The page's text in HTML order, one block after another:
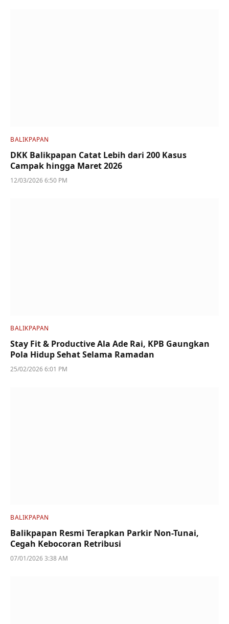
BALIKPAPAN
DKK Balikpapan Catat Lebih dari 200 Kasus
Campak hingga Maret 2026
12/03/2026 6:50 PM
BALIKPAPAN
Stay Fit & Productive Ala Ade Rai, KPB Gaungkan
Pola Hidup Sehat Selama Ramadan
25/02/2026 6:01 PM
BALIKPAPAN
Balikpapan Resmi Terapkan Parkir Non-Tunai,
Cegah Kebocoran Retribusi
07/01/2026 3:38 AM